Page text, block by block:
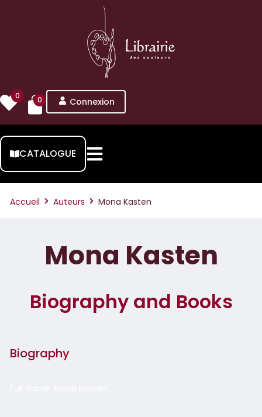
0 0 Connexion
CATALOGUE
Accueil Auteurs Mona Kasten
Mona Kasten
Biography and Books
Biography